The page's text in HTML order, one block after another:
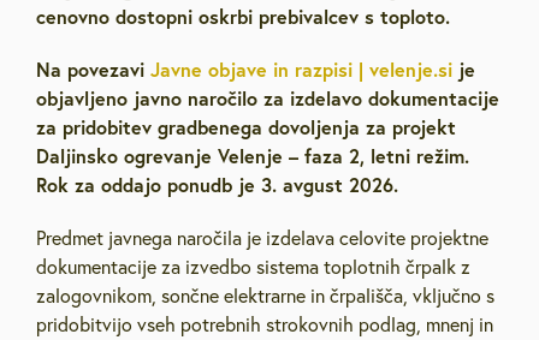
cenovno dostopni oskrbi prebivalcev s toploto.
Na povezavi Javne objave in razpisi | velenje.si je
objavljeno javno naročilo za izdelavo dokumentacije
za pridobitev gradbenega dovoljenja za projekt
Daljinsko ogrevanje Velenje – faza 2, letni režim.
Rok za oddajo ponudb je 3. avgust 2026.
Predmet javnega naročila je izdelava celovite projektne
dokumentacije za izvedbo sistema toplotnih črpalk z
zalogovnikom, sončne elektrarne in črpališča, vključno s
pridobitvijo vseh potrebnih strokovnih podlag, mnenj in